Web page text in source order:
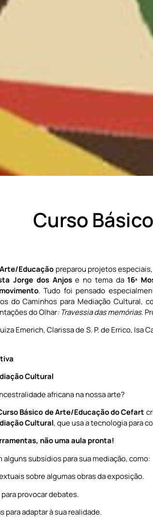
Curso
Educação preparou projetos
Jorge dos Anjose no tema da16ª
. Tudo foi pensado
do Caminhos para Mediação Cultural,
do Olhar: Travessia das memórias.
Emerich, Clarissa de S. P. de Errico, Isa
Cultural
africana na nossa arte?
Básico de Arte/Educação do Cefart
Cultural, que usa a tecnologia para
não uma aula pronta!
alguns subsídios para sua mediação, como:
sobre algumas obras da exposição.
provocar debates.
para adaptar à sua realidade.